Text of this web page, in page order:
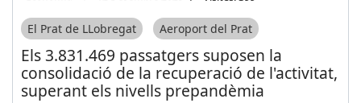
El Prat de LLobregat Aeroport del Prat
Els 3.831.469 passatgers suposen la
consolidació de la recuperació de l'activitat,
superant els nivells prepandèmia